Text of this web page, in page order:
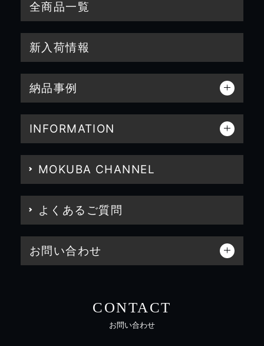
全商品一覧
新入荷情報
納品事例
INFORMATION
MOKUBA CHANNEL
よくあるご質問
お問い合わせ
CONTACT
お問い合わせ